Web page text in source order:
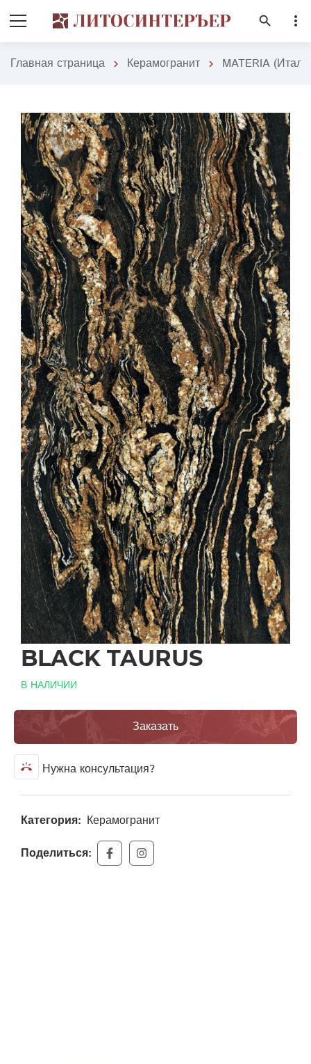
search more_vert
Главная страница chevron_right Керамогранит chevron_right MATERIA
BLACK TAURUS
В НАЛИЧИИ
Заказать
ring_volume Нужна консультация?
Категория: Керамогранит
Поделиться: